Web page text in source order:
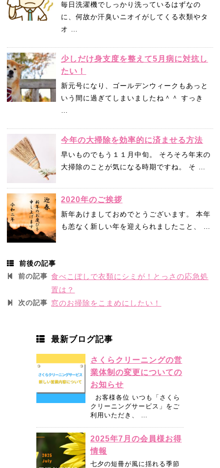
毎日洗濯機でしっかり洗っているはずなの
に、何故か汗臭いニオイがしてくる衣類やタ
オ …
少しだけ身支度を整えて5月病に対抗し
たい！
新元号になり、ゴールデンウィークもあっと
いう間に過ぎてしまいましたね＾＾ すっき
今年の大掃除を効率的に済ませる方法
早いものでもう１１月中旬。 そろそろ年末の
大掃除のことが気になる時期ですね。 そ …
2020年のご挨拶
新年あけましておめでとうございます。 本年
も恙なく新しい年を迎えられましたこと、 …
前後の記事
前の記事 食べこぼしで衣類にシミが！とっさの応急処
置は？
次の記事 窓のお掃除をこまめにしたい！
最新ブログ記事
さくらクリーニングの営
業体制の変更についての
お知らせ
お客様各位 いつも「さくら
クリーニングサービス」をご
利用いただき、 …
2025年7月の会員様お得
情報
七夕の短冊が風に揺れる季節